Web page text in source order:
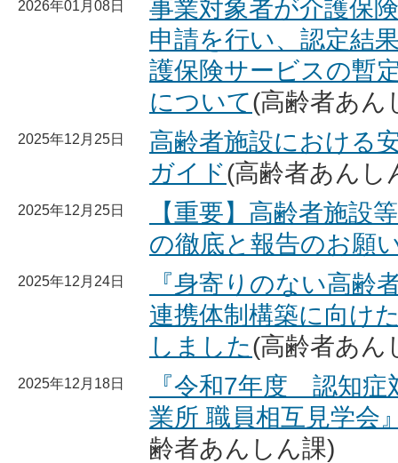
2026年01月08日
事業対象者が介護保
申請を行い、認定結
護保険サービスの暫
について(高齢者あん
2025年12月25日
高齢者施設における
ガイド(高齢者あんし
2025年12月25日
【重要】高齢者施設
の徹底と報告のお願
2025年12月24日
『身寄りのない高齢
連携体制構築に向け
しました(高齢者あん
2025年12月18日
『令和7年度 認知症
業所 職員相互見学会
齢者あんしん課)